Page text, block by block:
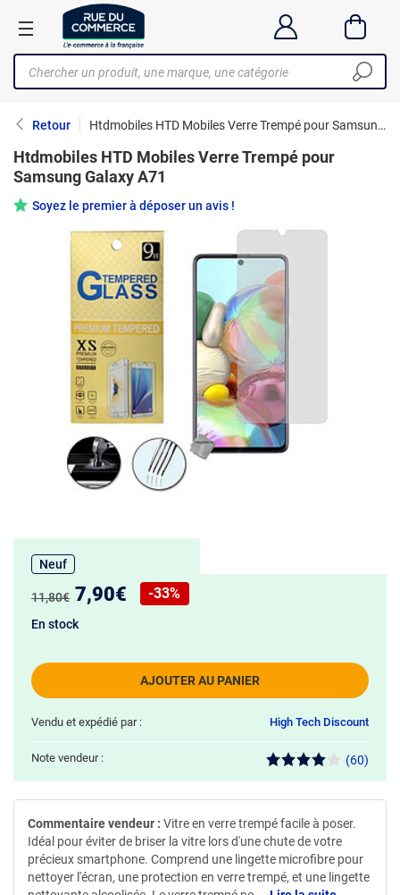
Retour Htdmobiles HTD Mobiles Verre Trempé pour Samsung Galaxy A71
Htdmobiles HTD Mobiles Verre Trempé pour
Samsung Galaxy A71
Soyez le premier à déposer un avis !
Neuf
Ancien prix :
11,80€ Nouveau prix :
7,90€
Réduction de :
-33%
AJOUTER AU PANIER
En stock
Vendu et expédié par : High Tech Discount
Note vendeur : (60)
Commentaire vendeur : Vitre en verre trempé facile à poser.
Idéal pour éviter de briser la vitre lors d'une chute de votre
précieux smartphone. Comprend une lingette microfibre pour
nettoyer l'écran, une protection en verre trempé, et une lingette